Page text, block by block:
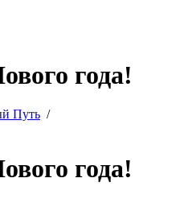
года!
Путь
года!